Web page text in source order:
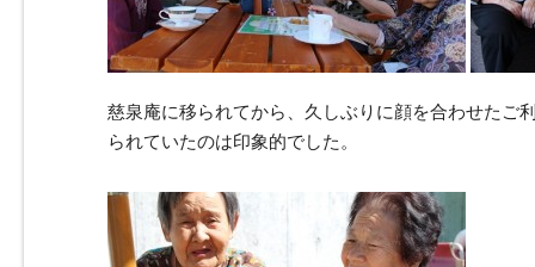
慈泉庵に移られてから、久しぶりに顔を合わせたご
られていたのは印象的でした。